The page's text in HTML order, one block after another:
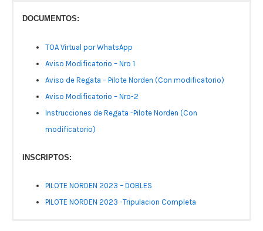
DOCUMENTOS:
TOA Virtual por WhatsApp
Aviso Modificatorio – Nro 1
Aviso de Regata – Pilote Norden (Con modificatorio)
Aviso Modificatorio – Nro-2
Instrucciones de Regata -Pilote Norden (Con
modificatorio)
INSCRIPTOS:
PILOTE NORDEN 2023 – DOBLES
PILOTE NORDEN 2023 -Tripulacion Completa